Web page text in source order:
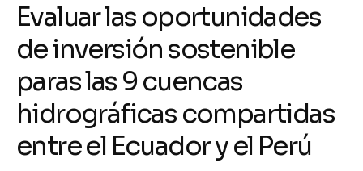
Evaluar las oportunidades
de inversión sostenible
paras las 9 cuencas
hidrográficas compartidas
entre el Ecuador y el Perú